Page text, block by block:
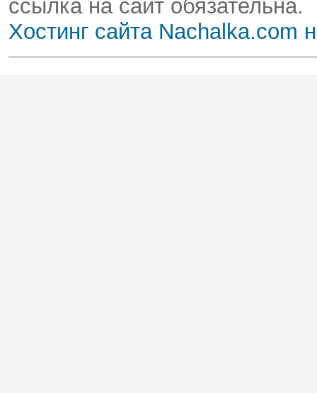
ссылка на сайт обязательна.
Хостинг сайта Nachalka.com